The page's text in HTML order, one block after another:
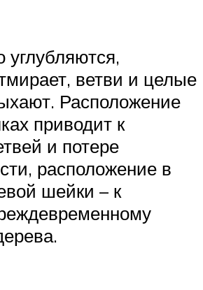
ветви и целые
Расположение
приводит к
и потере
расположение в
шейки – к